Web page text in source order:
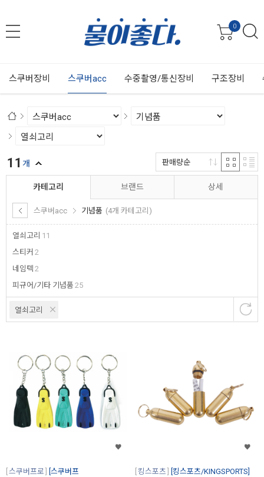
0
스쿠버장비 스쿠버acc 수중촬영/통신장비 구조장비
카테고리
스쿠버acc 기념품 (4개 카테고리)
열쇠고리 11
스티커 2
네임텍 2
피규어/기타 기념품 25
브랜드 상세
열쇠고리
11 개 판매량순
스쿠버프로
[스쿠버프
킹스포츠
[킹스포츠/KINGSPORTS]